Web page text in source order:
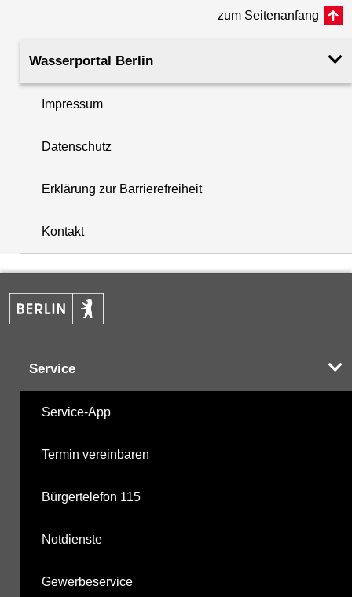
+
−
zum Seitenanfang
Wasserportal Berlin
Impressum
Datenschutz
Erklärung zur Barrierefreiheit
Kontakt
Service
Service-App
Termin vereinbaren
Bürgertelefon 115
Notdienste
Gewerbeservice